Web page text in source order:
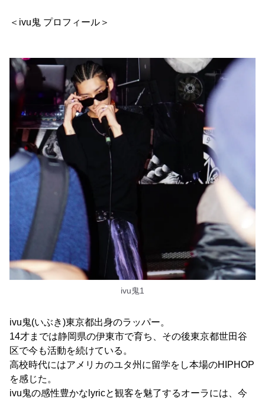
＜ivu鬼 プロフィール＞
ivu鬼1
ivu鬼(いぶき)東京都出身のラッパー。
14才までは静岡県の伊東市で育ち、その後東京都世田谷
区で今も活動を続けている。
高校時代にはアメリカのユタ州に留学をし本場のHIPHOP
を感じた。
ivu鬼の感性豊かなlyricと観客を魅了するオーラには、今